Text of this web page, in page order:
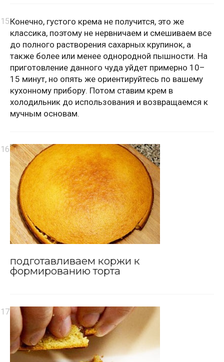
Конечно, густого крема не получится, это же
классика, поэтому не нервничаем и смешиваем все
до полного растворения сахарных крупинок, а
также более или менее однородной пышности. На
приготовление данного чуда уйдет примерно 10–
15 минут, но опять же ориентируйтесь по вашему
кухонному прибору. Потом ставим крем в
холодильник до использования и возвращаемся к
мучным основам.
подготавливаем коржи к
формированию торта